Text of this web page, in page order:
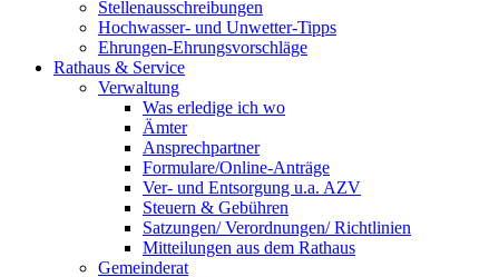
Stellenausschreibungen
Hochwasser- und Unwetter-Tipps
Ehrungen-Ehrungsvorschläge
Rathaus & Service
Verwaltung
Was erledige ich wo
Ämter
Ansprechpartner
Formulare/Online-Anträge
Ver- und Entsorgung u.a. AZV
Steuern & Gebühren
Satzungen/ Verordnungen/ Richtlinien
Mitteilungen aus dem Rathaus
Gemeinderat